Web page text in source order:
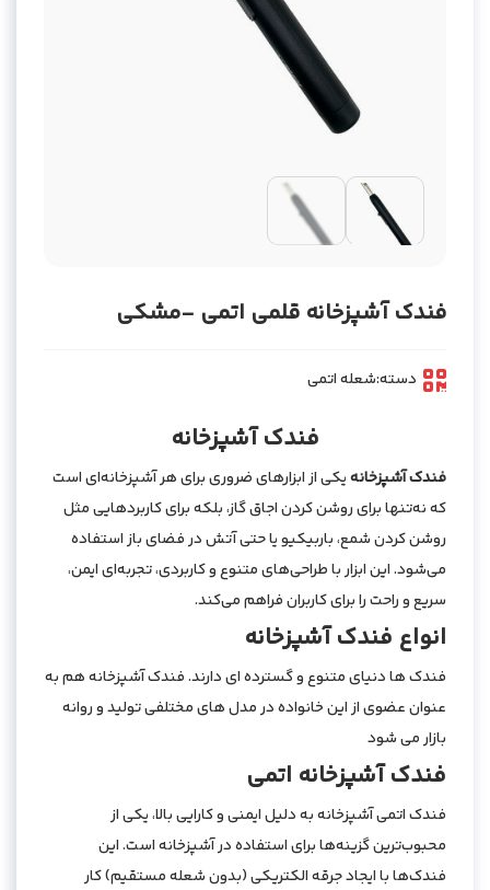
فندک آشپزخانه قلمی اتمی -مشکی
دسته:شعله اتمی
فندک آشپزخانه
فندک آشپزخانهیکی از ابزارهای ضروری برای هر آشپزخانه‌ای است
که نه‌تنها برای روشن کردن اجاق گاز، بلکه برای کاربردهایی مثل
روشن کردن شمع، باربیکیو یا حتی آتش در فضای باز استفاده
می‌شود. این ابزار با طراحی‌های متنوع و کاربردی، تجربه‌ای ایمن،
سریع و راحت را برای کاربران فراهم می‌کند.
انواع فندک آشپزخانه
فندک ها دنیای متنوع و گسترده ای دارند. فندک آشپزخانه هم به
عنوان عضوی از این خانواده در مدل های مختلفی تولید و روانه
بازار می شود
فندک آشپزخانه اتمی
فندک اتمی آشپزخانه به دلیل ایمنی و کارایی بالا، یکی از
محبوب‌ترین گزینه‌ها برای استفاده در آشپزخانه است. این
فندک‌ها با ایجاد جرقه الکتریکی (بدون شعله مستقیم) کار